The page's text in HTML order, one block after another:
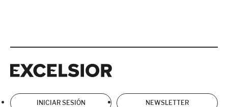
INICIAR SESIÓN NEWSLETTER